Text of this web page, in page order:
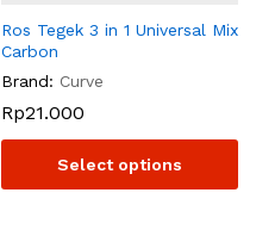
Ros Tegek 3 in 1 Universal Mix
Carbon
Brand: Curve
Rp21.000
Select options